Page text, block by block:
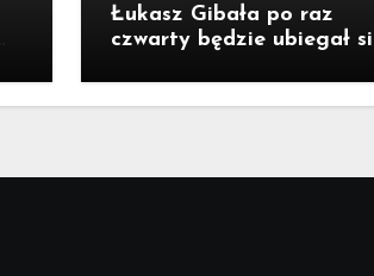
Łukasz Gibała po raz
czwarty będzie ubiegał się
Krakowa